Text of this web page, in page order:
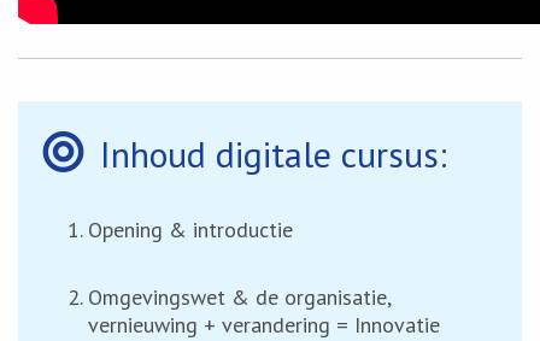
Inhoud digitale cursus:
Opening & introductie
Omgevingswet & de organisatie,
vernieuwing + verandering = Innovatie